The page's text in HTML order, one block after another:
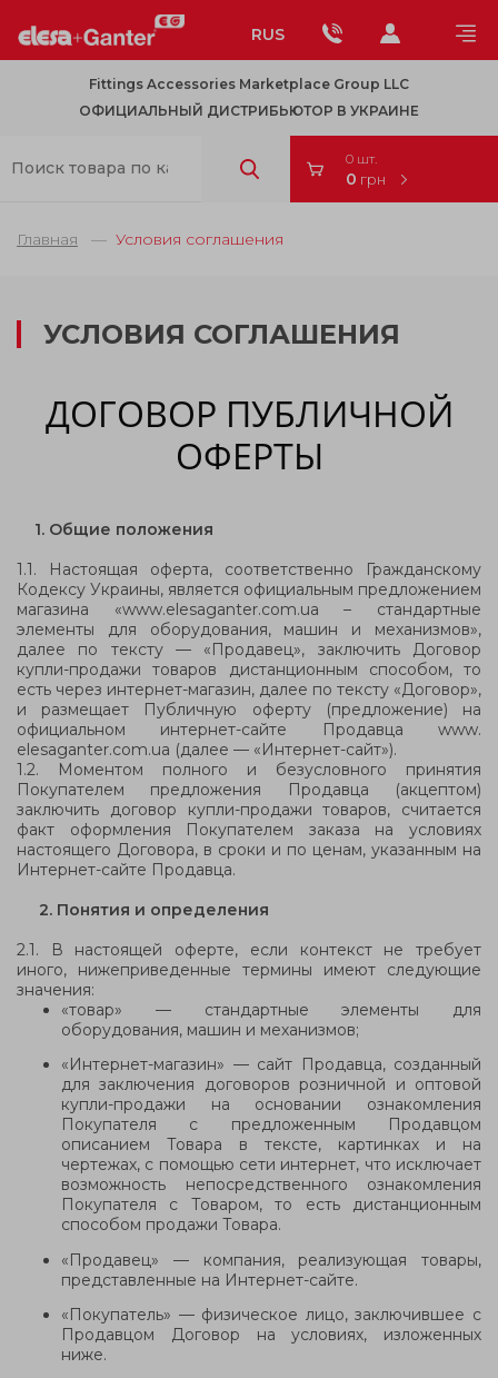
RUS
Fittings Accessories Marketplace Group LLC
ОФИЦИАЛЬНЫЙ ДИСТРИБЬЮТОР В УКРАИНЕ
0 шт.
0 грн
Главная Условия соглашения
УСЛОВИЯ СОГЛАШЕНИЯ
ДОГОВОР ПУБЛИЧНОЙ
ОФЕРТЫ
1. Общие положения
1.1. Настоящая оферта, соответственно Гражданскому
Кодексу Украины, является официальным предложением
магазина «www.elesaganter.com.ua – стандартные
элементы для оборудования, машин и механизмов»,
далее по тексту — «Продавец», заключить Договор
купли-продажи товаров дистанционным способом, то
есть через интернет-магазин, далее по тексту «Договор»,
и размещает Публичную оферту (предложение) на
официальном интернет-сайте Продавца www.
elesaganter.com.ua (далее — «Интернет-сайт»).
1.2. Моментом полного и безусловного принятия
Покупателем предложения Продавца (акцептом)
заключить договор купли-продажи товаров, считается
факт оформления Покупателем заказа на условиях
настоящего Договора, в сроки и по ценам, указанным на
Интернет-сайте Продавца.
2. Понятия и определения
2.1. В настоящей оферте, если контекст не требует
иного, нижеприведенные термины имеют следующие
значения:
«товар» — стандартные элементы для
оборудования, машин и механизмов;
«Интернет-магазин» — сайт Продавца, созданный
для заключения договоров розничной и оптовой
купли-продажи на основании ознакомления
Покупателя с предложенным Продавцом
описанием Товара в тексте, картинках и на
чертежах, с помощью сети интернет, что исключает
возможность непосредственного ознакомления
Покупателя с Товаром, то есть дистанционным
способом продажи Товара.
«Продавец» — компания, реализующая товары,
представленные на Интернет-сайте.
«Покупатель» — физическое лицо, заключившее с
Продавцом Договор на условиях, изложенных
ниже.